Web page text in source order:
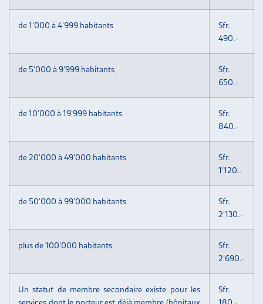
de 1’000 à 4’999 habitants
Sfr.
490.-
de 5’000 à 9’999 habitants
Sfr.
650.-
de 10’000 à 19’999 habitants
Sfr.
840.-
de 20’000 à 49’000 habitants
Sfr.
1’120.-
de 50’000 à 99’000 habitants
Sfr.
2’130.-
plus de 100’000 habitants
Sfr.
2’690.-
Un statut de membre secondaire existe pour les
Sfr.